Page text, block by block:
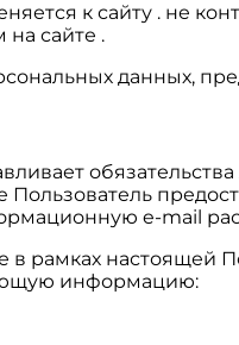
к сайту . не
сайте .
данных,
e-mail
рамках настоящей
информацию: